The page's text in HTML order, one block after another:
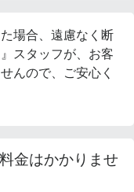
場合、遠慮なく断
スタッフが、お客
んので、ご安心く
金はかかりませ